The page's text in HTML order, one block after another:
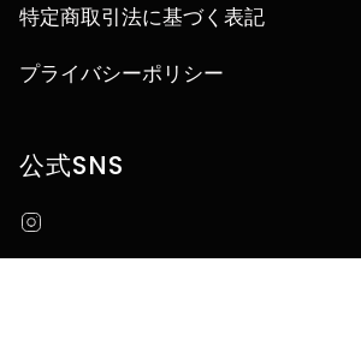
特定商取引法に基づく表記
プライバシーポリシー
公式SNS